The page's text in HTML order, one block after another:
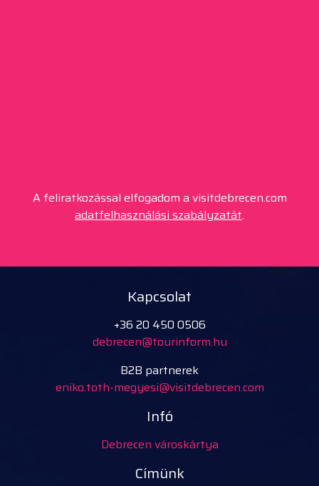
A feliratkozással elfogadom a visitdebrecen.com
adatfelhasználási szabályzatát.
Kapcsolat
+36 20 450 0506
debrecen@tourinform.hu
B2B partnerek
eniko.toth-megyesi@visitdebrecen.com
Infó
Debrecen városkártya
Címünk